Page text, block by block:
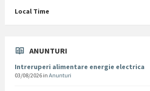
Local Time
ANUNTURI
Intreruperi alimentare energie electrica
03/08/2026 in Anunturi